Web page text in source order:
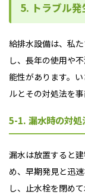
5. トラブル
給排水設備は、私
し、長年の使用や
能性があります。
ルとその対処法を事
5-1. 漏水時の対処
漏水は放置すると
め、早期発見と迅
し、止水栓を閉め